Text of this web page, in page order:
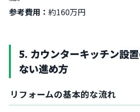
参考費用： 約160万円
5. カウンターキッチン設
ない進め方
リフォームの基本的な流れ